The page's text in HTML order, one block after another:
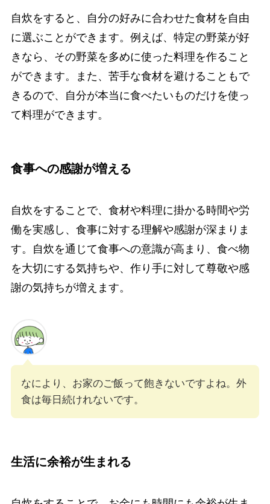
自炊をすると、自分の好みに合わせた食材を自由
に選ぶことができます。例えば、特定の野菜が好
きなら、その野菜を多めに使った料理を作ること
ができます。また、苦手な食材を避けることもで
きるので、自分が本当に食べたいものだけを使っ
て料理ができます。
食事への感謝が増える
自炊をすることで、食材や料理に掛かる時間や労
働を実感し、食事に対する理解や感謝が深まりま
す。自炊を通じて食事への意識が高まり、食べ物
を大切にする気持ちや、作り手に対して尊敬や感
謝の気持ちが増えます。
なにより、お家のご飯って飽きないですよね。外
食は毎日続けれないです。
生活に余裕が生まれる